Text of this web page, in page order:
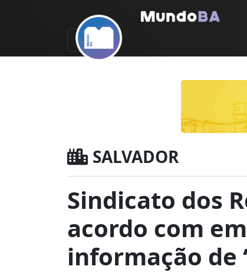
SALVADOR
Sindicato dos
acordo com
informação de